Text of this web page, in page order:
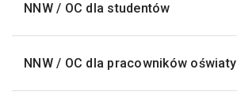
NNW / OC dla studentów
NNW / OC dla pracowników oświaty